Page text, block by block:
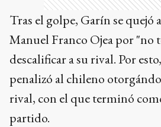
Tras el golpe, Garín se quejó
Manuel Franco Ojea por "no
descalificar a su rival. Por
penalizó al chileno
rival, con el que terminó
partido.